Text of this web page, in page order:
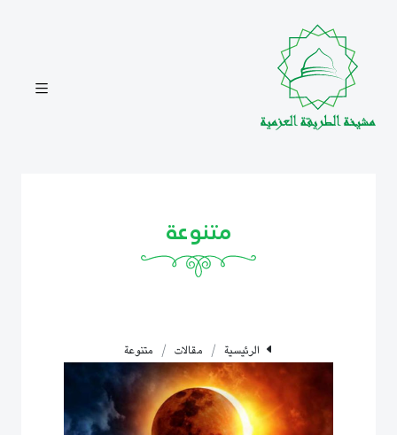
متنوعة
الرئيسية مقالات متنوعة